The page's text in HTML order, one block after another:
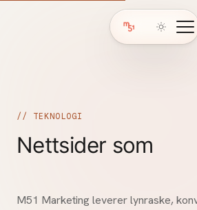
// TEKNOLOGI
Nettsider som
M51 Marketing leverer lynraske,